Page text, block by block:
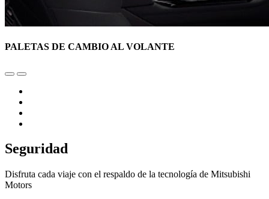
PALETAS DE CAMBIO AL VOLANTE
Seguridad
Disfruta cada viaje con el respaldo de la tecnología de Mitsubishi
Motors